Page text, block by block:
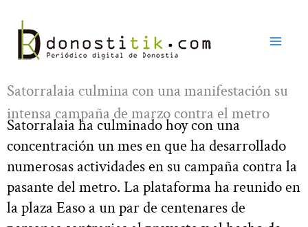
contenido
Satorralaia culmina con una manifestación su
intensa campaña de marzo contra el metro
Satorralaia ha culminado hoy con una
concentración un mes en que ha desarrollado
numerosas actividades en su campaña contra la
pasante del metro. La plataforma ha reunido en
la plaza Easo a un par de centenares de